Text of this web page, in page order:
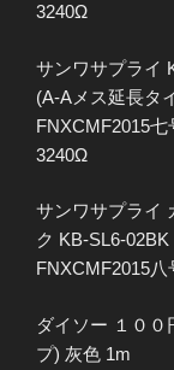
3240Ω
サンワサプライ
(A-Aメス延長タ
FNXCMF2015
3240Ω
サンワサプライ
ク KB-SL6-02BK
FNXCMF2015
ダイソー １０
プ) 灰色 1m